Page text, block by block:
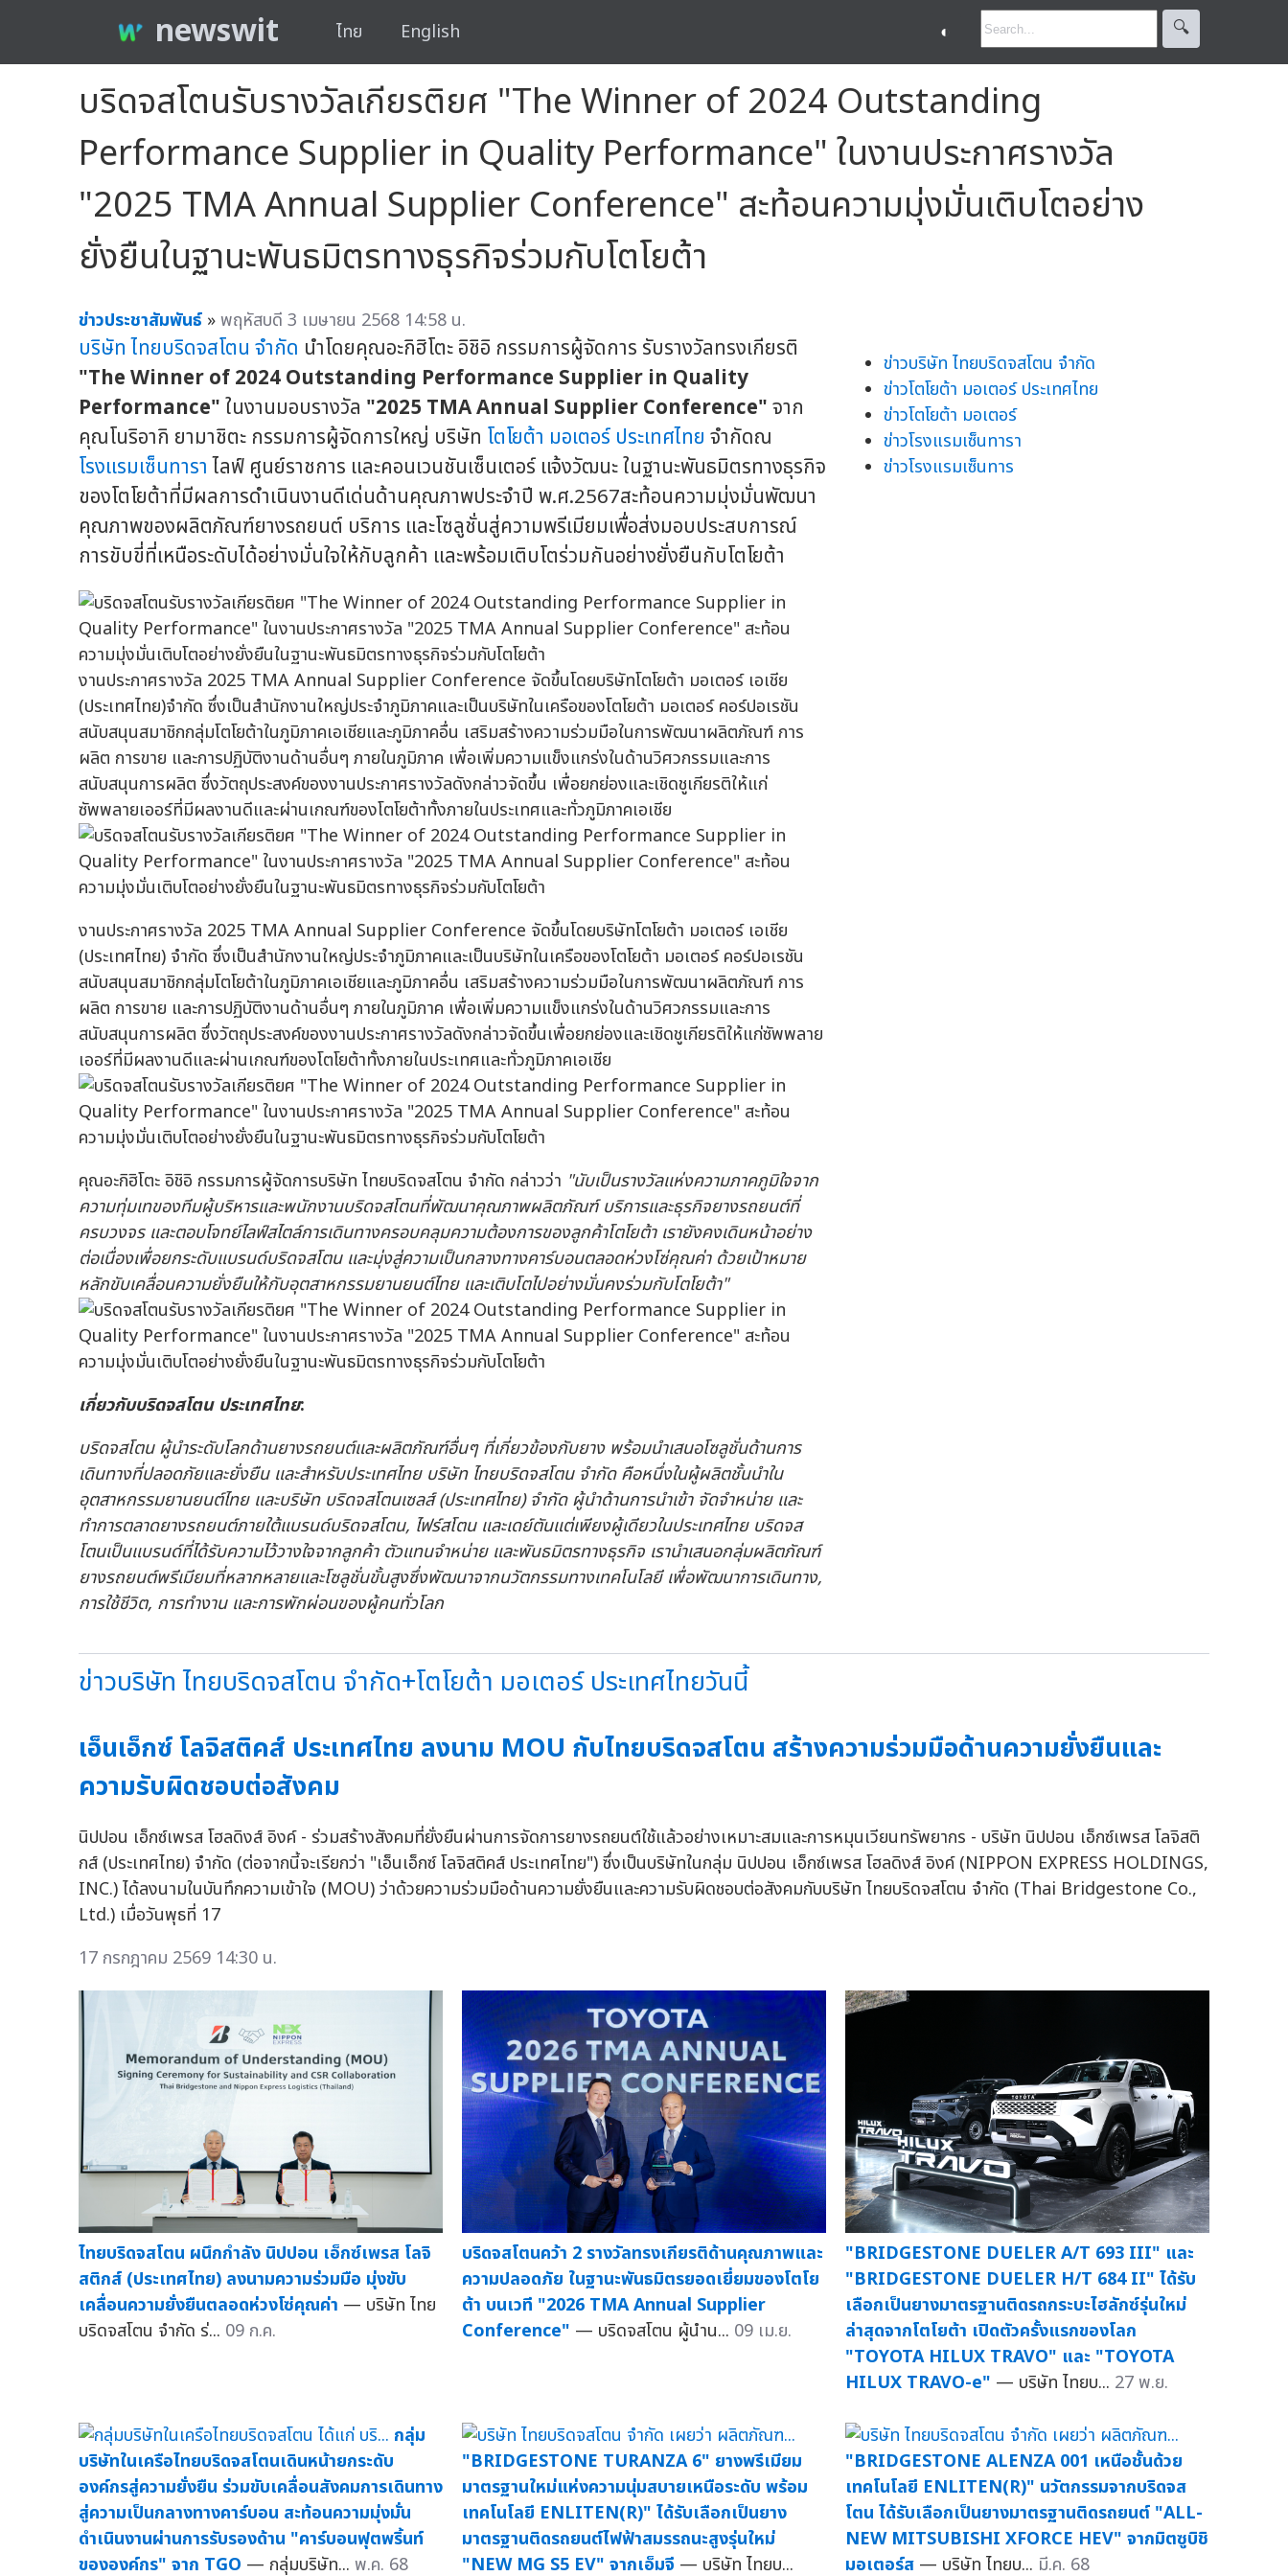
newswit ไทย English ◐ 🔍︎
บริดจสโตนรับรางวัลเกียรติยศ "The Winner of 2024 Outstanding
Performance Supplier in Quality Performance" ในงานประกาศรางวัล
"2025 TMA Annual Supplier Conference" สะท้อนความมุ่งมั่นเติบโตอย่าง
ยั่งยืนในฐานะพันธมิตรทางธุรกิจร่วมกับโตโยต้า
ข่าวประชาสัมพันธ์ »พฤหัสบดี 3 เมษายน 2568 14:58 น.
บริษัท ไทยบริดจสโตน จำกัด นำโดยคุณอะกิฮิโตะ อิชิอิ กรรมการผู้จัดการ รับรางวัลทรงเกียรติ
"The Winner of 2024 Outstanding Performance Supplier in Quality
Performance"ในงานมอบรางวัล "2025 TMA Annual Supplier Conference"จาก
คุณโนริอากิ ยามาชิตะ กรรมการผู้จัดการใหญ่ บริษัท โตโยต้า มอเตอร์ ประเทศไทย จำกัดณ
โรงแรมเซ็นทาราไลฟ์ ศูนย์ราชการ และคอนเวนชันเซ็นเตอร์ แจ้งวัฒนะ ในฐานะพันธมิตรทางธุรกิจ
ของโตโยต้าที่มีผลการดำเนินงานดีเด่นด้านคุณภาพประจำปี พ.ศ.2567สะท้อนความมุ่งมั่นพัฒนา
คุณภาพของผลิตภัณฑ์ยางรถยนต์ บริการ และโซลูชั่นสู่ความพรีเมียมเพื่อส่งมอบประสบการณ์
การขับขี่ที่เหนือระดับได้อย่างมั่นใจให้กับลูกค้า และพร้อมเติบโตร่วมกันอย่างยั่งยืนกับโตโยต้า
งานประกาศรางวัล 2025 TMA Annual Supplier Conference จัดขึ้นโดยบริษัทโตโยต้า มอเตอร์ เอเชีย
(ประเทศไทย)จำกัด ซึ่งเป็นสำนักงานใหญ่ประจำภูมิภาคและเป็นบริษัทในเครือของโตโยต้า มอเตอร์ คอร์ปอเรชัน
สนับสนุนสมาชิกกลุ่มโตโยต้าในภูมิภาคเอเชียและภูมิภาคอื่น เสริมสร้างความร่วมมือในการพัฒนาผลิตภัณฑ์ การ
ผลิต การขาย และการปฏิบัติงานด้านอื่นๆ ภายในภูมิภาค เพื่อเพิ่มความแข็งแกร่งในด้านวิศวกรรมและการ
สนับสนุนการผลิต ซึ่งวัตถุประสงค์ของงานประกาศรางวัลดังกล่าวจัดขึ้น เพื่อยกย่องและเชิดชูเกียรติให้แก่
ซัพพลายเออร์ที่มีผลงานดีและผ่านเกณฑ์ของโตโยต้าทั้งภายในประเทศและทั่วภูมิภาคเอเชีย
งานประกาศรางวัล 2025 TMA Annual Supplier Conference จัดขึ้นโดยบริษัทโตโยต้า มอเตอร์ เอเชีย
(ประเทศไทย) จำกัด ซึ่งเป็นสำนักงานใหญ่ประจำภูมิภาคและเป็นบริษัทในเครือของโตโยต้า มอเตอร์ คอร์ปอเรชัน
สนับสนุนสมาชิกกลุ่มโตโยต้าในภูมิภาคเอเชียและภูมิภาคอื่น เสริมสร้างความร่วมมือในการพัฒนาผลิตภัณฑ์ การ
ผลิต การขาย และการปฏิบัติงานด้านอื่นๆ ภายในภูมิภาค เพื่อเพิ่มความแข็งแกร่งในด้านวิศวกรรมและการ
สนับสนุนการผลิต ซึ่งวัตถุประสงค์ของงานประกาศรางวัลดังกล่าวจัดขึ้นเพื่อยกย่องและเชิดชูเกียรติให้แก่ซัพพลาย
เออร์ที่มีผลงานดีและผ่านเกณฑ์ของโตโยต้าทั้งภายในประเทศและทั่วภูมิภาคเอเชีย
คุณอะกิฮิโตะ อิชิอิ กรรมการผู้จัดการบริษัท ไทยบริดจสโตน จำกัด กล่าวว่า "นับเป็นรางวัลแห่งความภาคภูมิใจจาก
ความทุ่มเทของทีมผู้บริหารและพนักงานบริดจสโตนที่พัฒนาคุณภาพผลิตภัณฑ์ บริการและธุรกิจยางรถยนต์ที่
ครบวงจร และตอบโจทย์ไลฟ์สไตล์การเดินทางครอบคลุมความต้องการของลูกค้าโตโยต้า เรายังคงเดินหน้าอย่าง
ต่อเนื่องเพื่อยกระดับแบรนด์บริดจสโตน และมุ่งสู่ความเป็นกลางทางคาร์บอนตลอดห่วงโซ่คุณค่า ด้วยเป้าหมาย
หลักขับเคลื่อนความยั่งยืนให้กับอุตสาหกรรมยานยนต์ไทย และเติบโตไปอย่างมั่นคงร่วมกับโตโยต้า"
เกี่ยวกับบริดจสโตน ประเทศไทย:
บริดจสโตน ผู้นำระดับโลกด้านยางรถยนต์และผลิตภัณฑ์อื่นๆ ที่เกี่ยวข้องกับยาง พร้อมนำเสนอโซลูชั่นด้านการ
เดินทางที่ปลอดภัยและยั่งยืน และสำหรับประเทศไทย บริษัท ไทยบริดจสโตน จำกัด คือหนึ่งในผู้ผลิตชั้นนำใน
อุตสาหกรรมยานยนต์ไทย และบริษัท บริดจสโตนเซลส์ (ประเทศไทย) จำกัด ผู้นำด้านการนำเข้า จัดจำหน่าย และ
ทำการตลาดยางรถยนต์ภายใต้แบรนด์บริดจสโตน, ไฟร์สโตน และเดย์ตันแต่เพียงผู้เดียวในประเทศไทย บริดจส
โตนเป็นแบรนด์ที่ได้รับความไว้วางใจจากลูกค้า ตัวแทนจำหน่าย และพันธมิตรทางธุรกิจ เรานำเสนอกลุ่มผลิตภัณฑ์
ยางรถยนต์พรีเมียมที่หลากหลายและโซลูชั่นขั้นสูงซึ่งพัฒนาจากนวัตกรรมทางเทคโนโลยี เพื่อพัฒนาการเดินทาง,
การใช้ชีวิต, การทำงาน และการพักผ่อนของผู้คนทั่วโลก
ข่าวบริษัท ไทยบริดจสโตน จำกัด
ข่าวโตโยต้า มอเตอร์ ประเทศไทย
ข่าวโตโยต้า มอเตอร์
ข่าวโรงแรมเซ็นทารา
ข่าวโรงแรมเซ็นทาร
ข่าวบริษัท ไทยบริดจสโตน จำกัด+โตโยต้า มอเตอร์ ประเทศไทยวันนี้
เอ็นเอ็กซ์ โลจิสติคส์ ประเทศไทย ลงนาม MOU กับไทยบริดจสโตน สร้างความร่วมมือด้านความยั่งยืนและ
ความรับผิดชอบต่อสังคม
นิปปอน เอ็กซ์เพรส โฮลดิงส์ อิงค์ - ร่วมสร้างสังคมที่ยั่งยืนผ่านการจัดการยางรถยนต์ใช้แล้วอย่างเหมาะสมและการหมุนเวียนทรัพยากร - บริษัท นิปปอน เอ็กซ์เพรส โลจิสติ
กส์ (ประเทศไทย) จำกัด (ต่อจากนี้จะเรียกว่า "เอ็นเอ็กซ์ โลจิสติคส์ ประเทศไทย") ซึ่งเป็นบริษัทในกลุ่ม นิปปอน เอ็กซ์เพรส โฮลดิงส์ อิงค์ (NIPPON EXPRESS HOLDINGS,
INC.) ได้ลงนามในบันทึกความเข้าใจ (MOU) ว่าด้วยความร่วมมือด้านความยั่งยืนและความรับผิดชอบต่อสังคมกับบริษัท ไทยบริดจสโตน จำกัด (Thai Bridgestone Co.,
Ltd.) เมื่อวันพุธที่ 17
17 กรกฎาคม 2569 14:30 น.
ไทยบริดจสโตน ผนึกกำลัง นิปปอน เอ็กซ์เพรส โลจิ
สติกส์ (ประเทศไทย) ลงนามความร่วมมือ มุ่งขับ
เคลื่อนความยั่งยืนตลอดห่วงโซ่คุณค่า — บริษัท ไทย
บริดจสโตน จำกัด ร่... 09 ก.ค.
บริดจสโตนคว้า 2 รางวัลทรงเกียรติด้านคุณภาพและ
ความปลอดภัย ในฐานะพันธมิตรยอดเยี่ยมของโตโย
ต้า บนเวที "2026 TMA Annual Supplier
Conference" — บริดจสโตน ผู้นำน... 09 เม.ย.
"BRIDGESTONE DUELER A/T 693 III" และ
"BRIDGESTONE DUELER H/T 684 II" ได้รับ
เลือกเป็นยางมาตรฐานติดรถกระบะไฮลักซ์รุ่นใหม่
ล่าสุดจากโตโยต้า เปิดตัวครั้งแรกของโลก
"TOYOTA HILUX TRAVO" และ "TOYOTA
HILUX TRAVO-e" — บริษัท ไทยบ... 27 พ.ย.
กลุ่ม
บริษัทในเครือไทยบริดจสโตนเดินหน้ายกระดับ
องค์กรสู่ความยั่งยืน ร่วมขับเคลื่อนสังคมการเดินทาง
สู่ความเป็นกลางทางคาร์บอน สะท้อนความมุ่งมั่น
ดำเนินงานผ่านการรับรองด้าน "คาร์บอนฟุตพริ้นท์
ขององค์กร" จาก TGO — กลุ่มบริษัท... พ.ค. 68
"BRIDGESTONE TURANZA 6" ยางพรีเมียม
มาตรฐานใหม่แห่งความนุ่มสบายเหนือระดับ พร้อม
เทคโนโลยี ENLITEN(R)" ได้รับเลือกเป็นยาง
มาตรฐานติดรถยนต์ไฟฟ้าสมรรถนะสูงรุ่นใหม่
"NEW MG S5 EV" จากเอ็มจี — บริษัท ไทยบ...
"BRIDGESTONE ALENZA 001 เหนือชั้นด้วย
เทคโนโลยี ENLITEN(R)" นวัตกรรมจากบริดจส
โตน ได้รับเลือกเป็นยางมาตรฐานติดรถยนต์ "ALL-
NEW MITSUBISHI XFORCE HEV" จากมิตซูบิชิ
มอเตอร์ส — บริษัท ไทยบ... มี.ค. 68